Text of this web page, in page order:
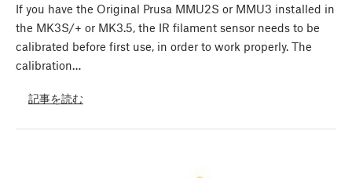
If you have the Original Prusa MMU2S or MMU3 installed in
the MK3S/+ or MK3.5, the IR filament sensor needs to be
calibrated before first use, in order to work properly. The
calibration…
記事を読む